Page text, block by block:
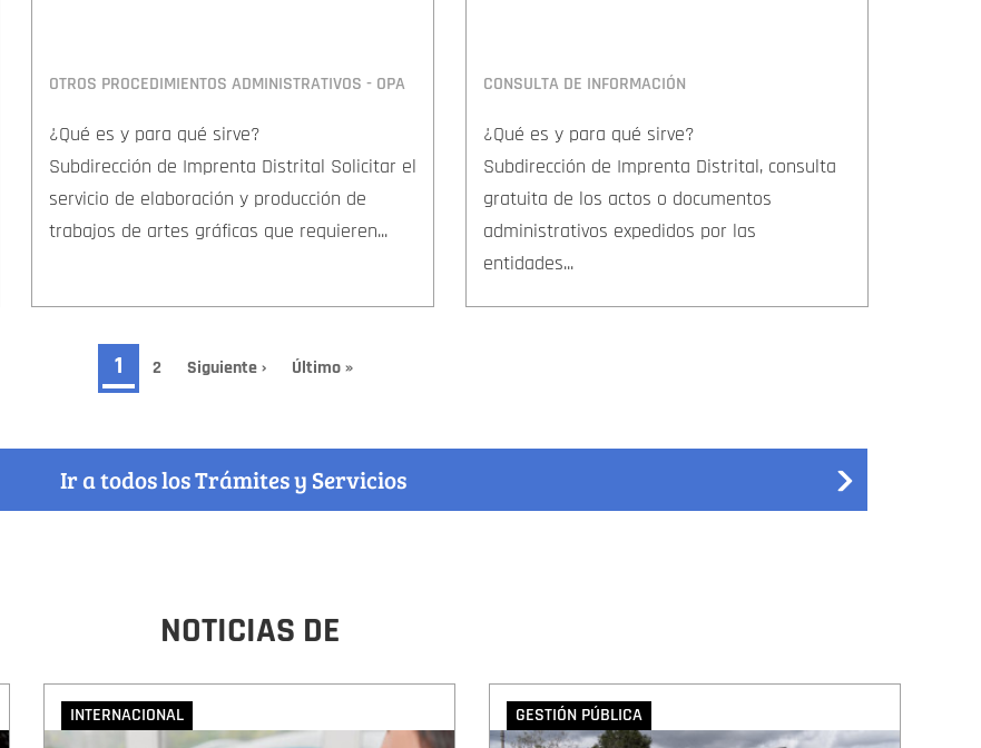
OTROS PROCEDIMIENTOS ADMINISTRATIVOS - OPA
¿Qué es y para qué sirve?
Subdirección de Imprenta Distrital Solicitar el
servicio de elaboración y producción de
trabajos de artes gráficas que requieren...
CONSULTA DE INFORMACIÓN
¿Qué es y para qué sirve?
Subdirección de Imprenta Distrital, consulta
gratuita de los actos o documentos
administrativos expedidos por las
entidades...
Página
actual
1 Page
2
Siguiente
Siguiente ›
Última
Último »
Ir a todos los Trámites y Servicios
NOTICIAS DE
INTERNACIONAL GESTIÓN PÚBLICA